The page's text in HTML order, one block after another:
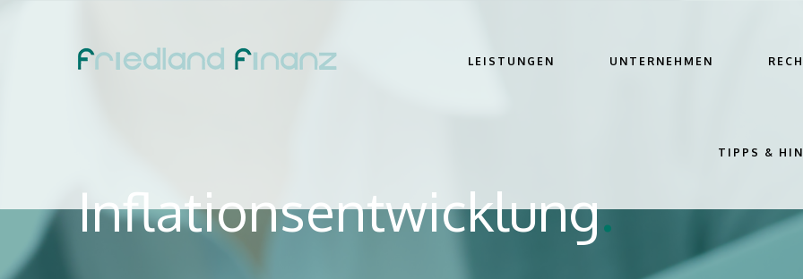
LEISTUNGEN UNTERNEHMEN
TIPPS &
Inflationsentwicklung.